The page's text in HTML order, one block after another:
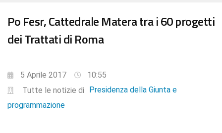
Po Fesr, Cattedrale Matera tra i 60 progetti
dei Trattati di Roma
5 Aprile 2017
10:55
Tutte le notizie di
Presidenza della Giunta e
programmazione